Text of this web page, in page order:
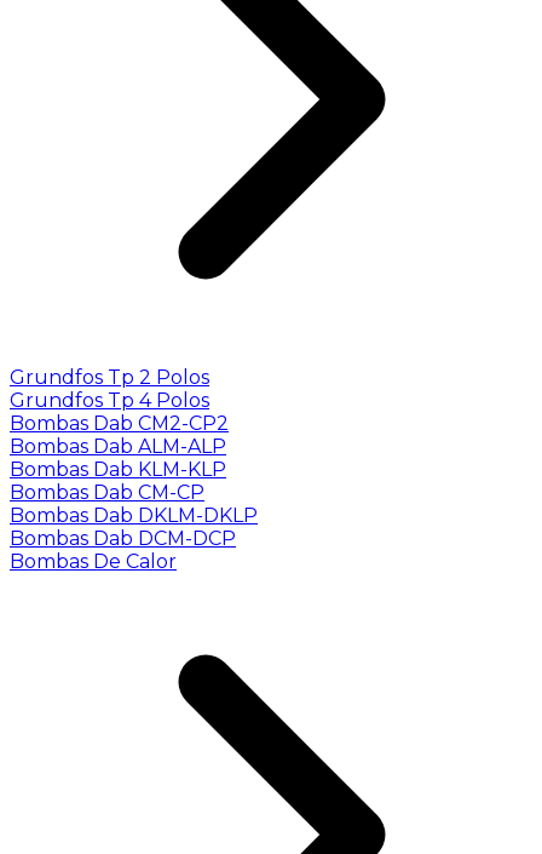
Grundfos Tp 2 Polos
Grundfos Tp 4 Polos
Bombas Dab CM2-CP2
Bombas Dab ALM-ALP
Bombas Dab KLM-KLP
Bombas Dab CM-CP
Bombas Dab DKLM-DKLP
Bombas Dab DCM-DCP
Bombas De Calor